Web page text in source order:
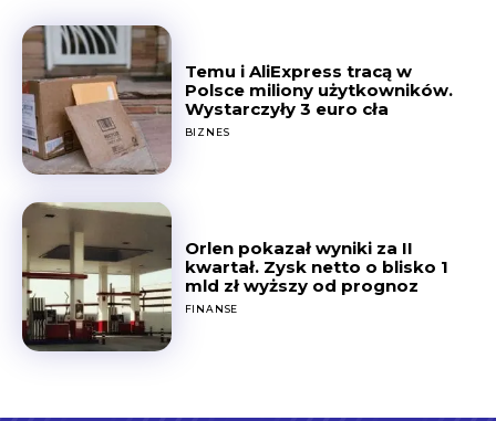
Temu i AliExpress tracą w
Polsce miliony użytkowników.
Wystarczyły 3 euro cła
BIZNES
Orlen pokazał wyniki za II
kwartał. Zysk netto o blisko 1
mld zł wyższy od prognoz
FINANSE